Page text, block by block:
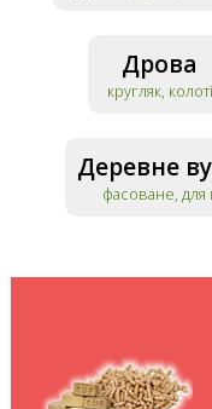
Дрова
кругляк, колоті
Деревне
фасоване, для